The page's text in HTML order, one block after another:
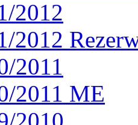
2012
2012
2011
2011 ME